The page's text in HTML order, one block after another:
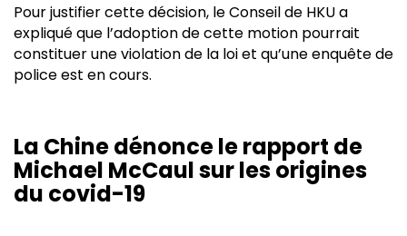
Pour justifier cette décision, le Conseil de HKU a
expliqué que l’adoption de cette motion pourrait
constituer une violation de la loi et qu’une enquête de
police est en cours.
La Chine dénonce le rapport de
Michael McCaul sur les origines
du covid-19